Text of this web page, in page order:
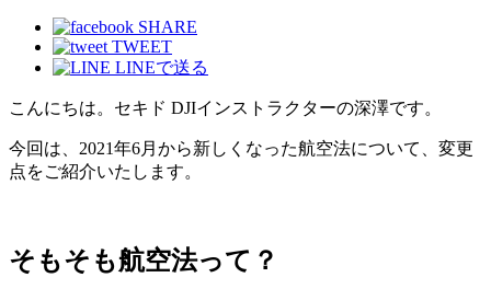
SHARE
TWEET
LINEで送る
こんにちは。セキド DJIインストラクターの深澤です。
今回は、2021年6月から新しくなった航空法について、変更
点をご紹介いたします。
そもそも航空法って？